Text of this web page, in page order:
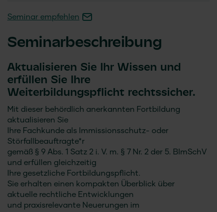
Seminar empfehlen
Seminarbeschreibung
Aktualisieren Sie Ihr Wissen und
erfüllen Sie Ihre
Weiterbildungspflicht rechtssicher.
Mit dieser behördlich anerkannten Fortbildung
aktualisieren Sie
Ihre Fachkunde als Immissionsschutz- oder
Störfallbeauftragte*r
gemäß § 9 Abs. 1 Satz 2 i. V. m. § 7 Nr. 2 der 5. BImSchV
und erfüllen gleichzeitig
Ihre gesetzliche Fortbildungspflicht.
Sie erhalten einen kompakten Überblick über
aktuelle rechtliche Entwicklungen
und praxisrelevante Neuerungen im